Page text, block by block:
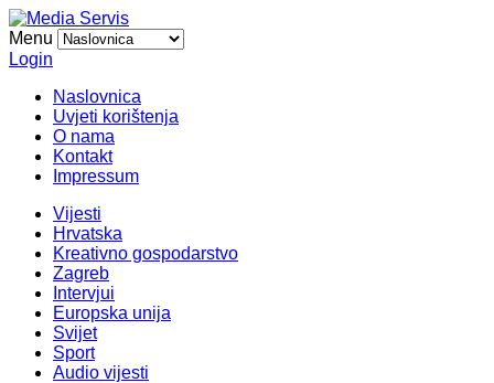
Menu
Login
Naslovnica
Uvjeti korištenja
O nama
Kontakt
Impressum
Vijesti
Hrvatska
Kreativno gospodarstvo
Zagreb
Intervjui
Europska unija
Svijet
Sport
Audio vijesti